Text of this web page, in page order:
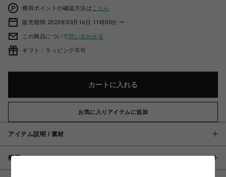
獲得ポイントの確認方法は こちら
販売期間 2023年03月16日 11時00分 〜
この商品について問い合わせる
ギフト：ラッピング不可
カートに入れる
お気に入りアイテムに追加
アイテム説明 / 素材
概要